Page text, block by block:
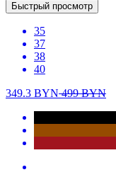
Быстрый просмотр
35
37
38
40
349.3 BYN499BYN